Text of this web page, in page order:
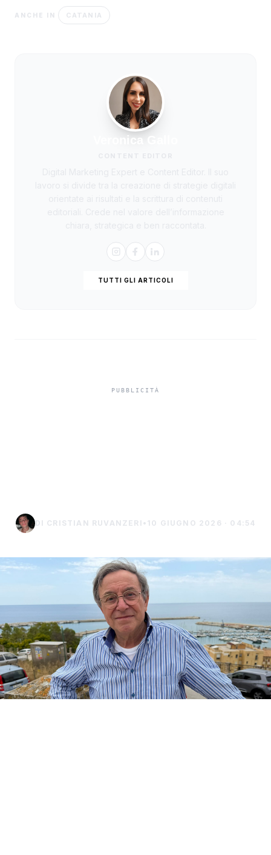
ANCHE IN CATANIA
Veronica Gallo
TUTTI GLI ARTICOLI
DI CRISTIAN RUVANZERI • 10 GIUGNO 2026 · 04:54